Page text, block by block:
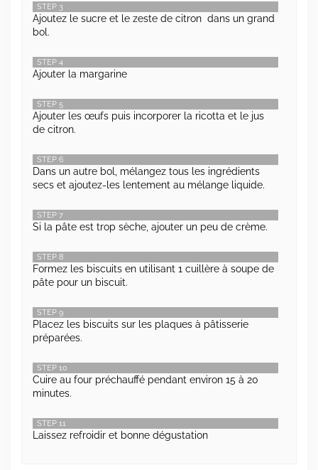
STEP 3
Ajoutez le sucre et le zeste de citron dans un grand
bol.
STEP 4
Ajouter la margarine
STEP 5
Ajouter les œufs puis incorporer la ricotta et le jus
de citron.
STEP 6
Dans un autre bol, mélangez tous les ingrédients
secs et ajoutez-les lentement au mélange liquide.
STEP 7
Si la pâte est trop sèche, ajouter un peu de crème.
STEP 8
Formez les biscuits en utilisant 1 cuillère à soupe de
pâte pour un biscuit.
STEP 9
Placez les biscuits sur les plaques à pâtisserie
préparées.
STEP 10
Cuire au four préchauffé pendant environ 15 à 20
minutes.
STEP 11
Laissez refroidir et bonne dégustation